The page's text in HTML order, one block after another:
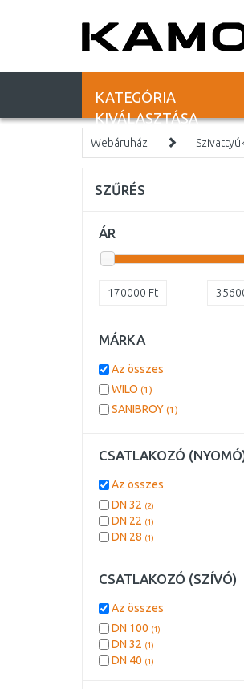
KATEGÓRIA
KIVÁLASZTÁSA
Webáruház
SZŰRÉS
ÁR
170000 Ft
MÁRKA
Az összes
WILO (1)
SANIBROY (1)
CSATLAKOZÓ
Az összes
DN 32 (2)
DN 22 (1)
DN 28 (1)
CSATLAKOZÓ (SZÍVÓ)
Az összes
DN 100 (1)
DN 32 (1)
DN 40 (1)